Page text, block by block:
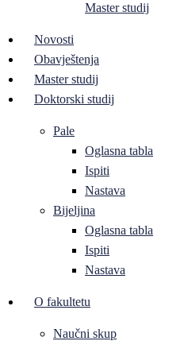
Master studij
Novosti
Obavještenja
Master studij
Doktorski studij
Pale
Oglasna tabla
Ispiti
Nastava
Bijeljina
Oglasna tabla
Ispiti
Nastava
O fakultetu
Naučni skup